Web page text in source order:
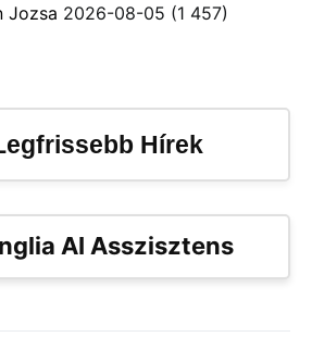
Jozsa 2026-08-05 (1 457)
Hírek
AI Asszisztens